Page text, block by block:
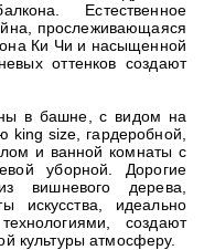
Естественное
прослеживающаяся
Ки Чи и насыщенной
оттенков создают
в башне, с видом на
king size, гардеробной,
и ванной комнаты с
уборной. Дорогие
вишневого дерева,
искусства, идеально
создают
культуры атмосферу.